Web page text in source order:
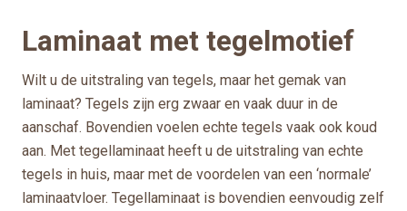
Laminaat met tegelmotief
Wilt u de uitstraling van tegels, maar het gemak van
laminaat? Tegels zijn erg zwaar en vaak duur in de
aanschaf. Bovendien voelen echte tegels vaak ook koud
aan. Met tegellaminaat heeft u de uitstraling van echte
tegels in huis, maar met de voordelen van een ‘normale’
laminaatvloer. Tegellaminaat is bovendien eenvoudig zelf